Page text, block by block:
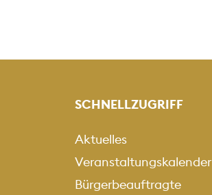
SCHNELLZUGRIFF
Aktuelles
Veranstaltungskalender
Bürgerbeauftragte